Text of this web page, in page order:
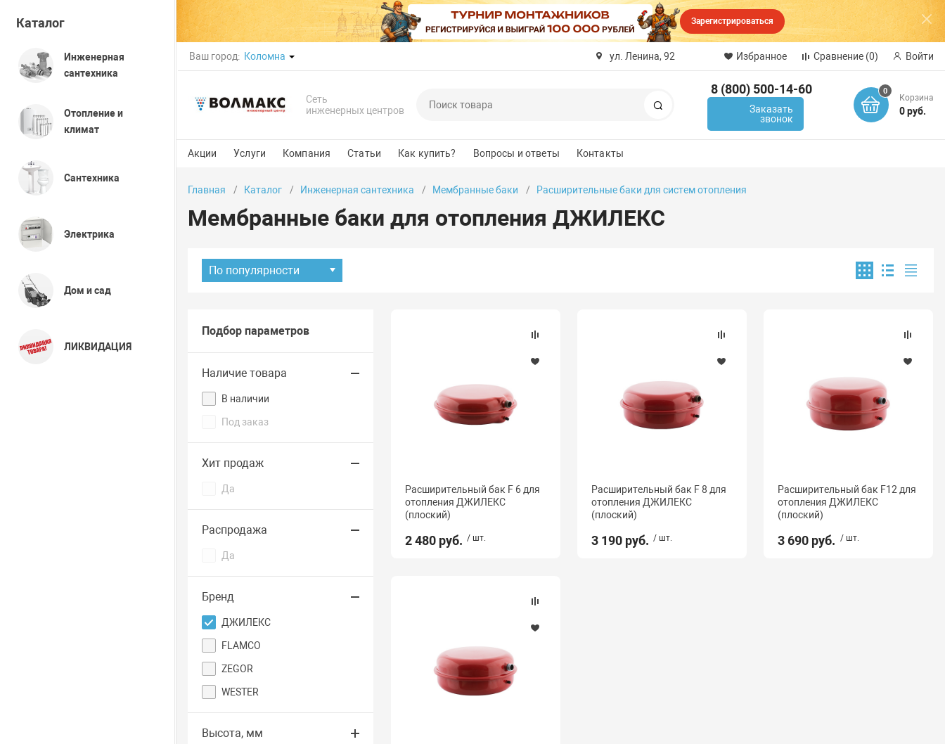
Зарегистрироваться
Ваш город: Коломна ул. Ленина, 92 Избранное Сравнение (0) Войти
Сеть
инженерных центров
8 (800) 500-14-60
Заказать
звонок
0
Корзина
0 руб.
Акции Услуги Компания Статьи Как купить? Вопросы и ответы Контакты
Каталог
Инженерная
сантехника
Отопление и
климат
Сантехника
Электрика
Дом и сад
ЛИКВИДАЦИЯ
Главная Каталог Инженерная сантехника Мембранные баки Расширительные баки для систем отопления
Мембранные баки для отопления ДЖИЛЕКС
По популярности
Подбор параметров
Наличие товара
В наличии
Под заказ
Хит продаж
Да
Распродажа
Да
Бренд
ДЖИЛЕКС
FLAMCO
ZEGOR
WESTER
Высота, мм
Расширительный бак F 6 для
отопления ДЖИЛЕКС
(плоский)
2 480 руб. / шт.
Расширительный бак F 8 для
отопления ДЖИЛЕКС
(плоский)
3 190 руб. / шт.
Расширительный бак F12 для
отопления ДЖИЛЕКС
(плоский)
3 690 руб. / шт.